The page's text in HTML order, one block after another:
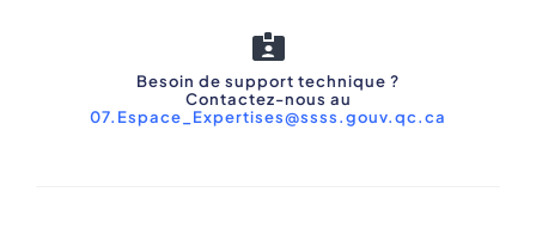
Besoin de support technique ?
Contactez-nous au
07.Espace_Expertises@ssss.gouv.qc.ca